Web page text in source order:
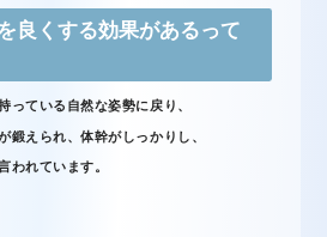
良くする効果があるって
っている自然な姿勢に戻り、
鍛えられ、体幹がしっかりし、
われています。